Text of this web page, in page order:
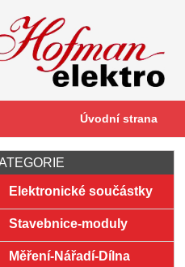
Úvodní strana
Elektronické součástky
Stavebnice-moduly
Měření-Nářadí-Dílna